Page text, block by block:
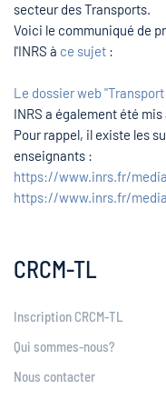
secteur des Transports.
Voici le communiqué de
l'INRS à ce sujet :
Le dossier web
INRS a également été mis
Pour rappel, il existe les
enseignants :
https://www.inrs.fr/
https://www.inrs.fr/
CRCM-TL
Inscription CRCM-TL
Qui sommes-nous?
Nous contacter